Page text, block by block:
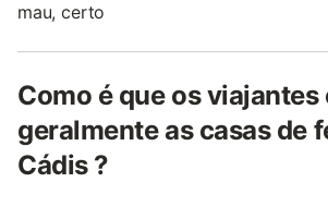
mau, certo
Como é que os
geralmente as casas de
Cádis ?